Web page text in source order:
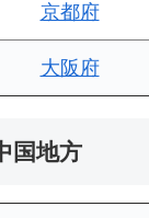
京都府
大阪府
国地方